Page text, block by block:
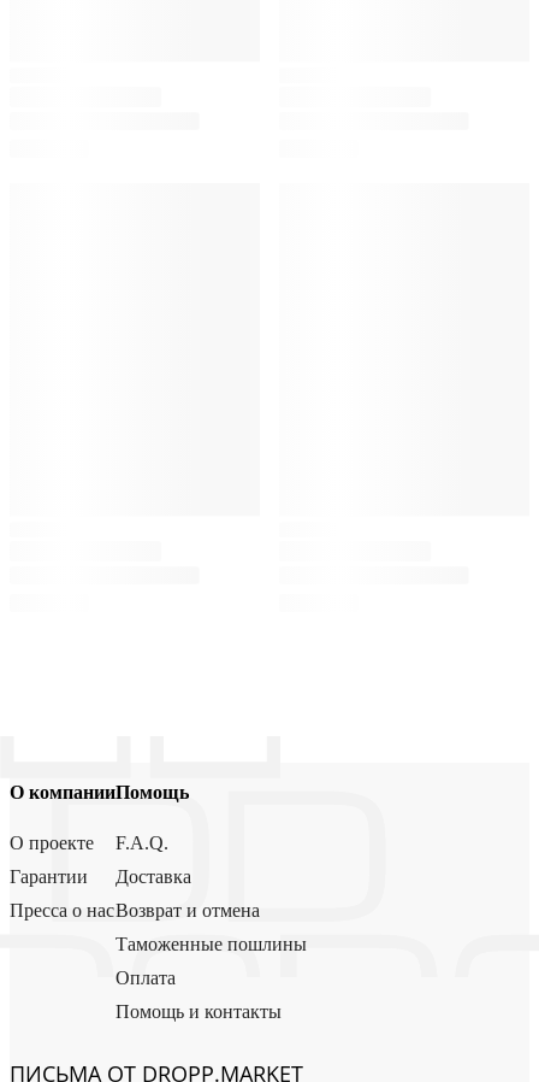
О компании
О проекте
Гарантии
Пресса о нас
Помощь
F.A.Q.
Доставка
Возврат и отмена
Таможенные пошлины
Оплата
Помощь и контакты
ПИСЬМА ОТ DROPP.MARKET